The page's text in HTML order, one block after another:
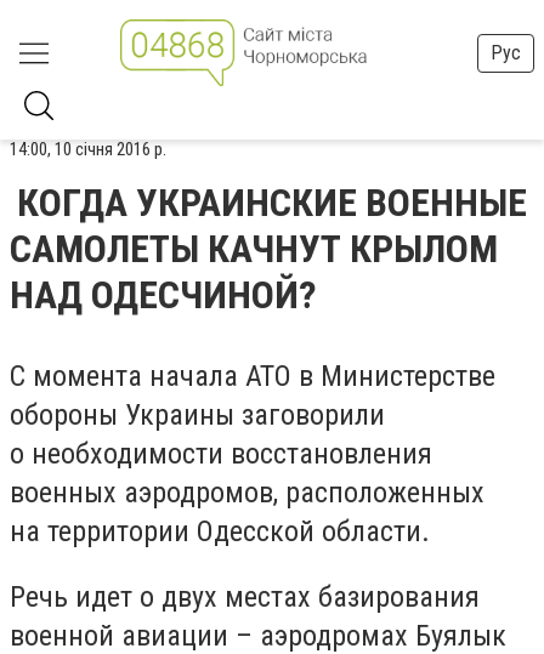
Рус
14:00, 10 січня 2016 р.
КОГДА УКРАИНСКИЕ ВОЕННЫЕ
САМОЛЕТЫ КАЧНУТ КРЫЛОМ
НАД ОДЕСЧИНОЙ?
С момента начала АТО в Министерстве
обороны Украины заговорили
о необходимости восстановления
военных аэродромов, расположенных
на территории Одесской области.
Речь идет о двух местах базирования
военной авиации – аэродромах Буялык